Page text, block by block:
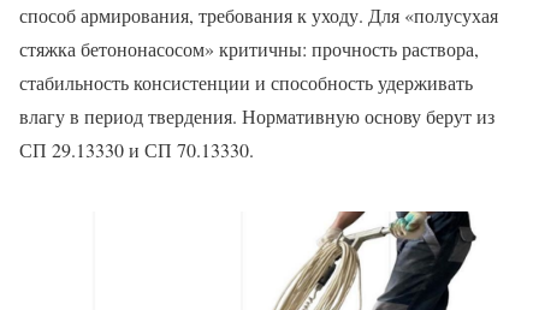
способ армирования, требования к уходу. Для «полусухая
стяжка бетононасосом» критичны: прочность раствора,
стабильность консистенции и способность удерживать
влагу в период твердения. Нормативную основу берут из
СП 29.13330 и СП 70.13330.